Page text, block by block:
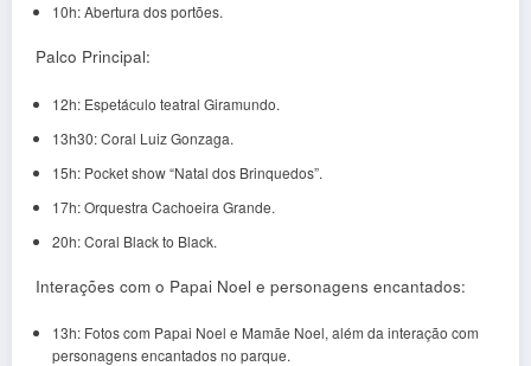
10h: Abertura dos portões.
Palco Principal:
12h: Espetáculo teatral Giramundo.
13h30: Coral Luiz Gonzaga.
15h: Pocket show “Natal dos Brinquedos”.
17h: Orquestra Cachoeira Grande.
20h: Coral Black to Black.
Interações com o Papai Noel e personagens encantados:
13h: Fotos com Papai Noel e Mamãe Noel, além da interação com
personagens encantados no parque.